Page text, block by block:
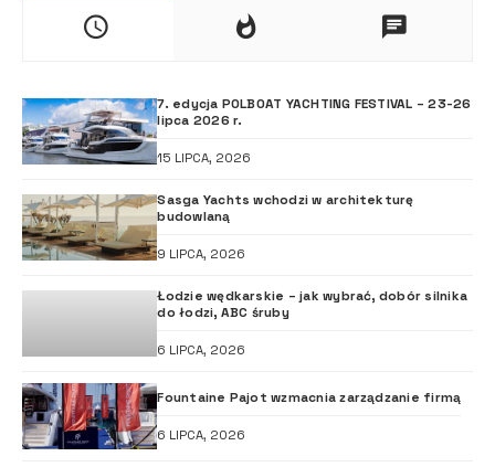
7. edycja POLBOAT YACHTING FESTIVAL – 23-26
lipca 2026 r.
15 LIPCA, 2026
Sasga Yachts wchodzi w architekturę
budowlaną
9 LIPCA, 2026
Łodzie wędkarskie – jak wybrać, dobór silnika
do łodzi, ABC śruby
6 LIPCA, 2026
Fountaine Pajot wzmacnia zarządzanie firmą
6 LIPCA, 2026